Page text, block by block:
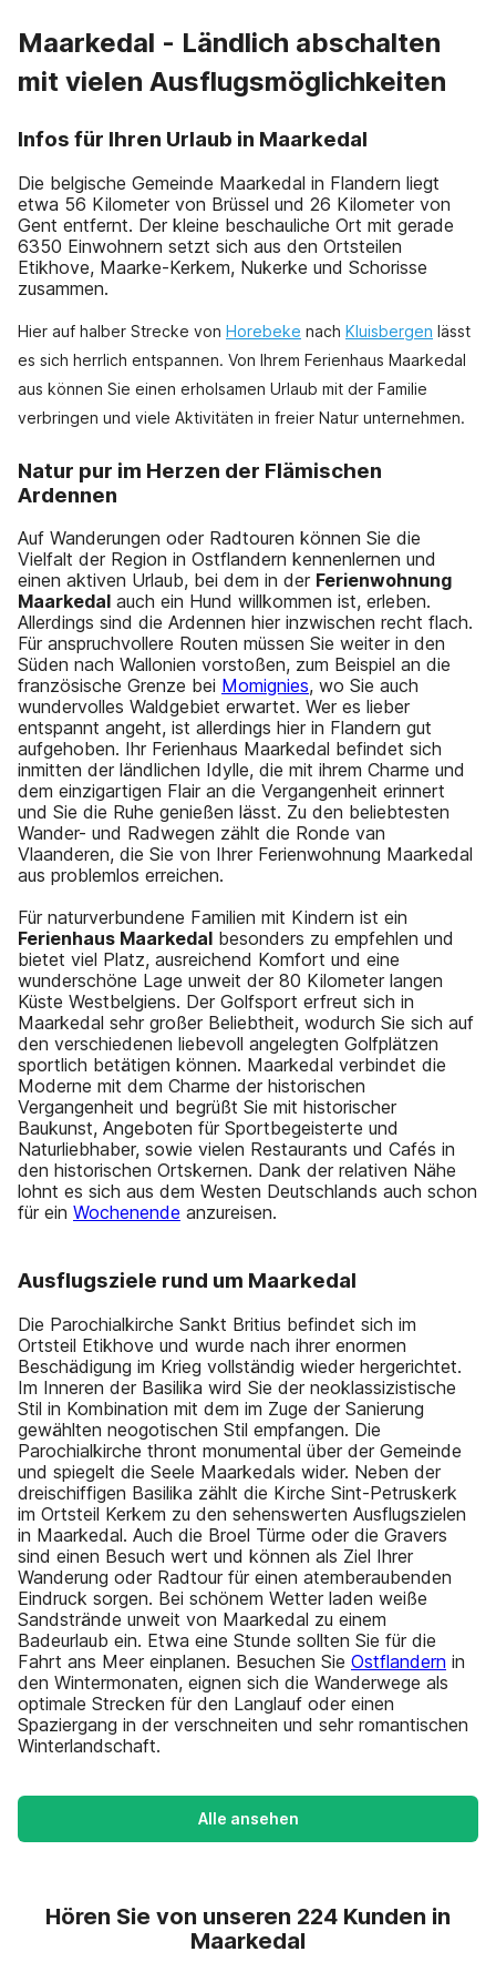
Maarkedal - Ländlich abschalten
mit vielen Ausflugsmöglichkeiten
Infos für Ihren Urlaub in Maarkedal
Die belgische Gemeinde Maarkedal in Flandern liegt
etwa 56 Kilometer von Brüssel und 26 Kilometer von
Gent entfernt. Der kleine beschauliche Ort mit gerade
6350 Einwohnern setzt sich aus den Ortsteilen
Etikhove, Maarke-Kerkem, Nukerke und Schorisse
zusammen.
Hier auf halber Strecke von Horebeke nach Kluisbergen lässt
es sich herrlich entspannen. Von Ihrem Ferienhaus Maarkedal
aus können Sie einen erholsamen Urlaub mit der Familie
verbringen und viele Aktivitäten in freier Natur unternehmen.
Natur pur im Herzen der Flämischen
Ardennen
Auf Wanderungen oder Radtouren können Sie die
Vielfalt der Region in Ostflandern kennenlernen und
einen aktiven Urlaub, bei dem in der Ferienwohnung
Maarkedal auch ein Hund willkommen ist, erleben.
Allerdings sind die Ardennen hier inzwischen recht flach.
Für anspruchvollere Routen müssen Sie weiter in den
Süden nach Wallonien vorstoßen, zum Beispiel an die
französische Grenze bei Momignies, wo Sie auch
wundervolles Waldgebiet erwartet. Wer es lieber
entspannt angeht, ist allerdings hier in Flandern gut
aufgehoben. Ihr Ferienhaus Maarkedal befindet sich
inmitten der ländlichen Idylle, die mit ihrem Charme und
dem einzigartigen Flair an die Vergangenheit erinnert
und Sie die Ruhe genießen lässt. Zu den beliebtesten
Wander- und Radwegen zählt die Ronde van
Vlaanderen, die Sie von Ihrer Ferienwohnung Maarkedal
aus problemlos erreichen.
Für naturverbundene Familien mit Kindern ist ein
Ferienhaus Maarkedal besonders zu empfehlen und
bietet viel Platz, ausreichend Komfort und eine
wunderschöne Lage unweit der 80 Kilometer langen
Küste Westbelgiens. Der Golfsport erfreut sich in
Maarkedal sehr großer Beliebtheit, wodurch Sie sich auf
den verschiedenen liebevoll angelegten Golfplätzen
sportlich betätigen können. Maarkedal verbindet die
Moderne mit dem Charme der historischen
Vergangenheit und begrüßt Sie mit historischer
Baukunst, Angeboten für Sportbegeisterte und
Naturliebhaber, sowie vielen Restaurants und Cafés in
den historischen Ortskernen. Dank der relativen Nähe
lohnt es sich aus dem Westen Deutschlands auch schon
für ein Wochenende anzureisen.
Ausflugsziele rund um Maarkedal
Die Parochialkirche Sankt Britius befindet sich im
Ortsteil Etikhove und wurde nach ihrer enormen
Beschädigung im Krieg vollständig wieder hergerichtet.
Im Inneren der Basilika wird Sie der neoklassizistische
Stil in Kombination mit dem im Zuge der Sanierung
gewählten neogotischen Stil empfangen. Die
Parochialkirche thront monumental über der Gemeinde
und spiegelt die Seele Maarkedals wider. Neben der
dreischiffigen Basilika zählt die Kirche Sint-Petruskerk
im Ortsteil Kerkem zu den sehenswerten Ausflugszielen
in Maarkedal. Auch die Broel Türme oder die Gravers
sind einen Besuch wert und können als Ziel Ihrer
Wanderung oder Radtour für einen atemberaubenden
Eindruck sorgen. Bei schönem Wetter laden weiße
Sandstrände unweit von Maarkedal zu einem
Badeurlaub ein. Etwa eine Stunde sollten Sie für die
Fahrt ans Meer einplanen. Besuchen Sie Ostflandern in
den Wintermonaten, eignen sich die Wanderwege als
optimale Strecken für den Langlauf oder einen
Spaziergang in der verschneiten und sehr romantischen
Winterlandschaft.
Alle ansehen
Hören Sie von unseren 224 Kunden in
Maarkedal